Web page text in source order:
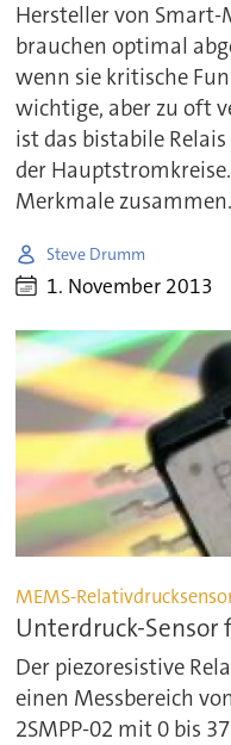
Hersteller von
brauchen optimal
wenn sie kritische
wichtige, aber zu oft
ist das bistabile
der
Merkmale zusammen.
Steve Drumm
1. November 2013
MEMS-
Unterdruck-
Der piezoresistive
einen Messbereich
2SMPP-02 mit 0 bis